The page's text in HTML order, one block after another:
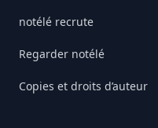
notélé recrute
Regarder notélé
Copies et droits d’auteur